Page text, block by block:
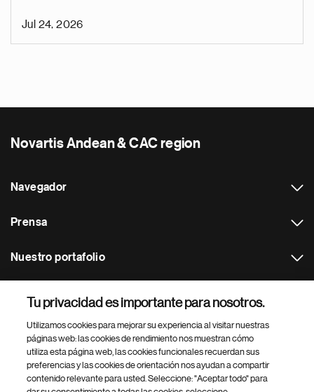
Jul 24, 2026
Novartis Andean & CAC region
Navegador
Prensa
Nuestro portafolio
Footer Site Search
Tu privacidad es importante para nosotros.
Utilizamos cookies para mejorar su experiencia al visitar nuestras
páginas web: las cookies de rendimiento nos muestran cómo
utiliza esta página web, las cookies funcionales recuerdan sus
preferencias y las cookies de orientación nos ayudan a compartir
contenido relevante para usted. Seleccione: "Aceptar todo" para